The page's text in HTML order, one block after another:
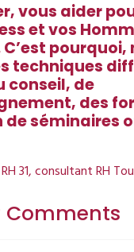
vous aider
et vos
pourquoi,
techniques
conseil, de
des
de séminaires
31,consultant RH
Comments